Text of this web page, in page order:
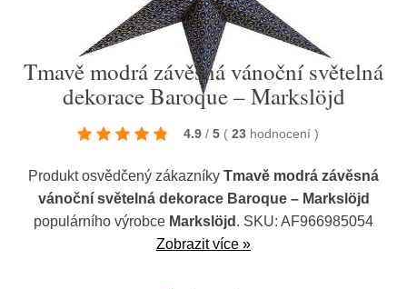
Tmavě modrá závěsná vánoční světelná
dekorace Baroque – Markslöjd
4.9 / 5 ( 23 hodnocení )
Produkt osvědčený zákazníky Tmavě modrá závěsná
vánoční světelná dekorace Baroque – Markslöjd
populárního výrobce Markslöjd . SKU: AF966985054
Zobrazit více »